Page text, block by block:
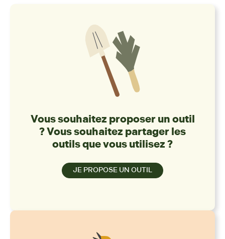
Vous souhaitez proposer un outil
? Vous souhaitez partager les
outils que vous utilisez ?
JE PROPOSE UN OUTIL